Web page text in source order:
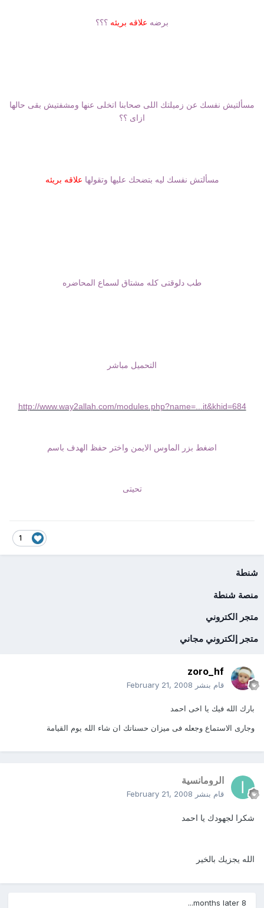
برضه علاقه بريئه؟؟؟
مسألتيش نفسك عن زميلتك اللى صحابنا اتخلى عنها ومشفتيش بقى حالها
ازاى ؟؟
مسألتش نفسك ليه بتضحك عليها وتقولها علاقه بريئه
طب دلوقتى كله مشتاق لسماع المحاضره
التحميل مباشر
http://www.way2allah.com/modules.php?name=...it&khid=684
اضغط بزر الماوس الايمن واختر حفظ الهدف باسم
تحيتى
شنطة
منصة شنطة
متجر الكتروني
متجر إلكتروني مجاني
zoro_hf
قام بنشر February 21, 2008
بارك الله فيك يا اخى احمد
وجارى الاستماع وجعله فى ميزان حسناتك ان شاء الله يوم القيامة
الرومانسية
قام بنشر February 21, 2008
شكرا لجهودك يا احمد
الله يجزيك بالخير
8 months later...